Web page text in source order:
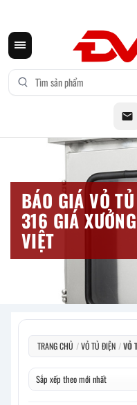
BÁO GIÁ VỎ
316 GIÁ
VIỆT
TRANG CHỦ / VỎ TỦ ĐIỆN / VỎ